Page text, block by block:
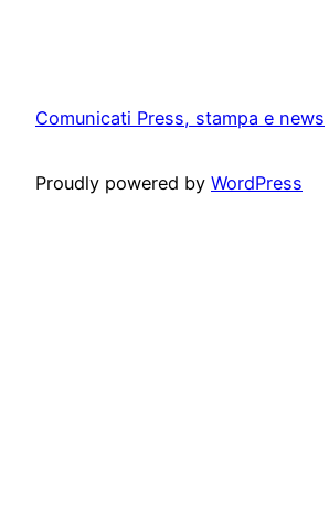
Comunicati Press, stampa e news
Proudly powered by WordPress